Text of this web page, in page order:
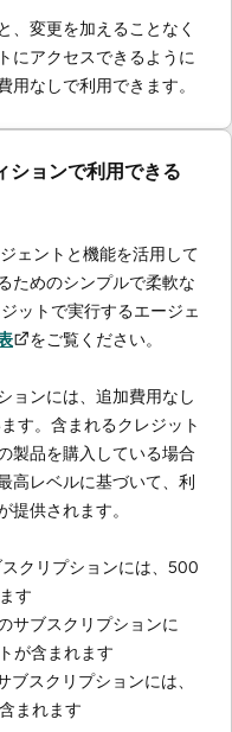
、変更を加えることなく
にアクセスできるように
なしで利用できます。
ョンで利用できる
ェントと機能を活用して
ためのシンプルで柔軟な
ットで実行するエージェ
をご覧ください。
ョンには、追加費用なし
す。含まれるクレジット
製品を購入している場合
高レベルに基づいて、利
供されます。
クリプションには、500
す
ブスクリプションに
が含まれます
スクリプションには、
まれます